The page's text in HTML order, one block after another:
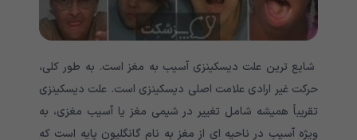
شایع ترین علت دیسکینزی آسیب به مغز است. به طور کلی،
حرکت غیر ارادی علامت اصلی دیسکینزی است. علت دیسکینزی
تقریباً همیشه شامل تغییر در شیمی مغز یا آسیب مغزی، به
ویژه آسیب در ناحیه ای از مغز به نام گانگلیون پایه است که